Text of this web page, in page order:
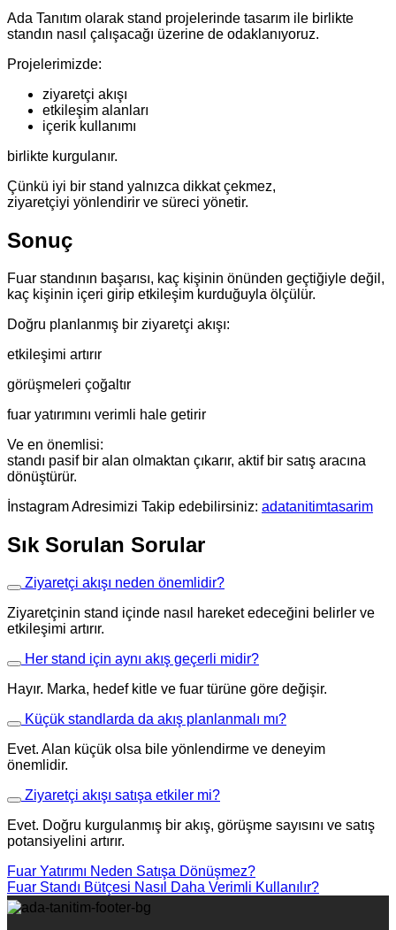
Ada Tanıtım olarak stand projelerinde tasarım ile birlikte
standın nasıl çalışacağı üzerine de odaklanıyoruz.
Projelerimizde:
ziyaretçi akışı
etkileşim alanları
içerik kullanımı
birlikte kurgulanır.
Çünkü iyi bir stand yalnızca dikkat çekmez,
ziyaretçiyi yönlendirir ve süreci yönetir.
Sonuç
Fuar standının başarısı, kaç kişinin önünden geçtiğiyle değil,
kaç kişinin içeri girip etkileşim kurduğuyla ölçülür.
Doğru planlanmış bir ziyaretçi akışı:
etkileşimi artırır
görüşmeleri çoğaltır
fuar yatırımını verimli hale getirir
Ve en önemlisi:
standı pasif bir alan olmaktan çıkarır, aktif bir satış aracına
dönüştürür.
İnstagram Adresimizi Takip edebilirsiniz: adatanitimtasarim
Sık Sorulan Sorular
Ziyaretçi akışı neden önemlidir?
Ziyaretçinin stand içinde nasıl hareket edeceğini belirler ve
etkileşimi artırır.
Her stand için aynı akış geçerli midir?
Hayır. Marka, hedef kitle ve fuar türüne göre değişir.
Küçük standlarda da akış planlanmalı mı?
Evet. Alan küçük olsa bile yönlendirme ve deneyim
önemlidir.
Ziyaretçi akışı satışa etkiler mi?
Evet. Doğru kurgulanmış bir akış, görüşme sayısını ve satış
potansiyelini artırır.
Fuar Yatırımı Neden Satışa Dönüşmez?
Fuar Standı Bütçesi Nasıl Daha Verimli Kullanılır?